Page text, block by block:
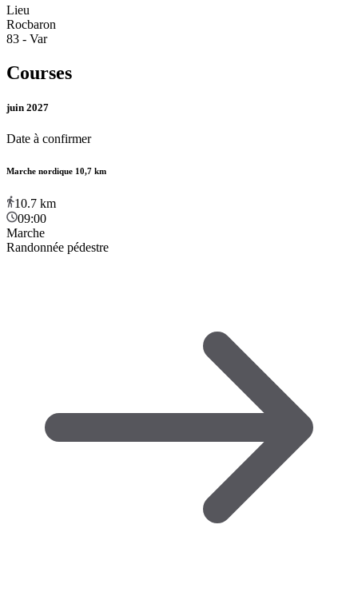
Lieu
Rocbaron
83 - Var
Courses
juin 2027
Date à confirmer
Marche nordique 10,7 km
10.7 km
09:00
Marche
Randonnée pédestre